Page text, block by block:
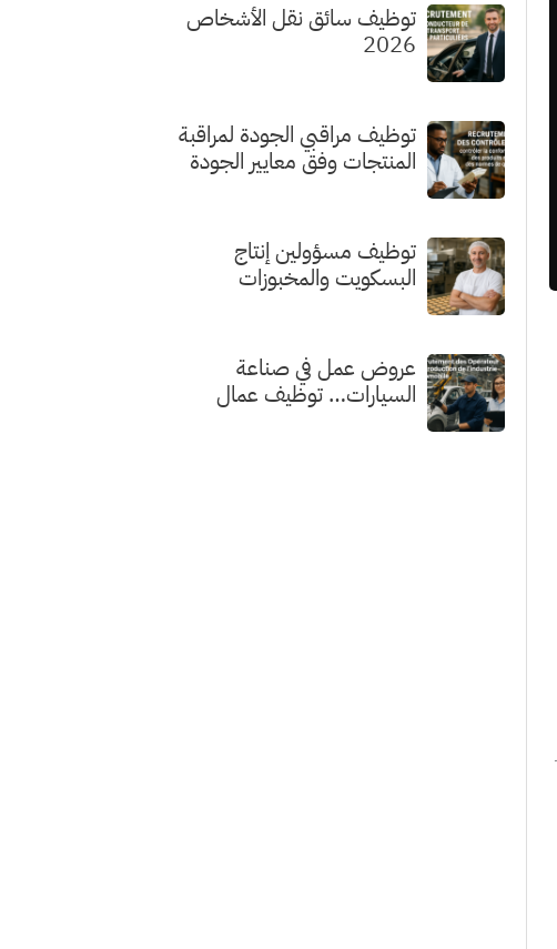
توظيف سائق نقل الأشخاص
2026
توظيف مراقبي الجودة لمراقبة
المنتجات وفق معايير الجودة
توظيف مسؤولين إنتاج
البسكويت والمخبوزات
عروض عمل في صناعة
السيارات… توظيف عمال